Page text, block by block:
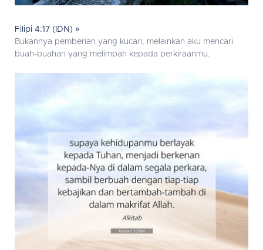
Filipi 4:17 (IDN) »
Bukannya pemberian yang kucari, melainkan aku mencari
buah-buahan yang melimpah kepada perkiraanmu.